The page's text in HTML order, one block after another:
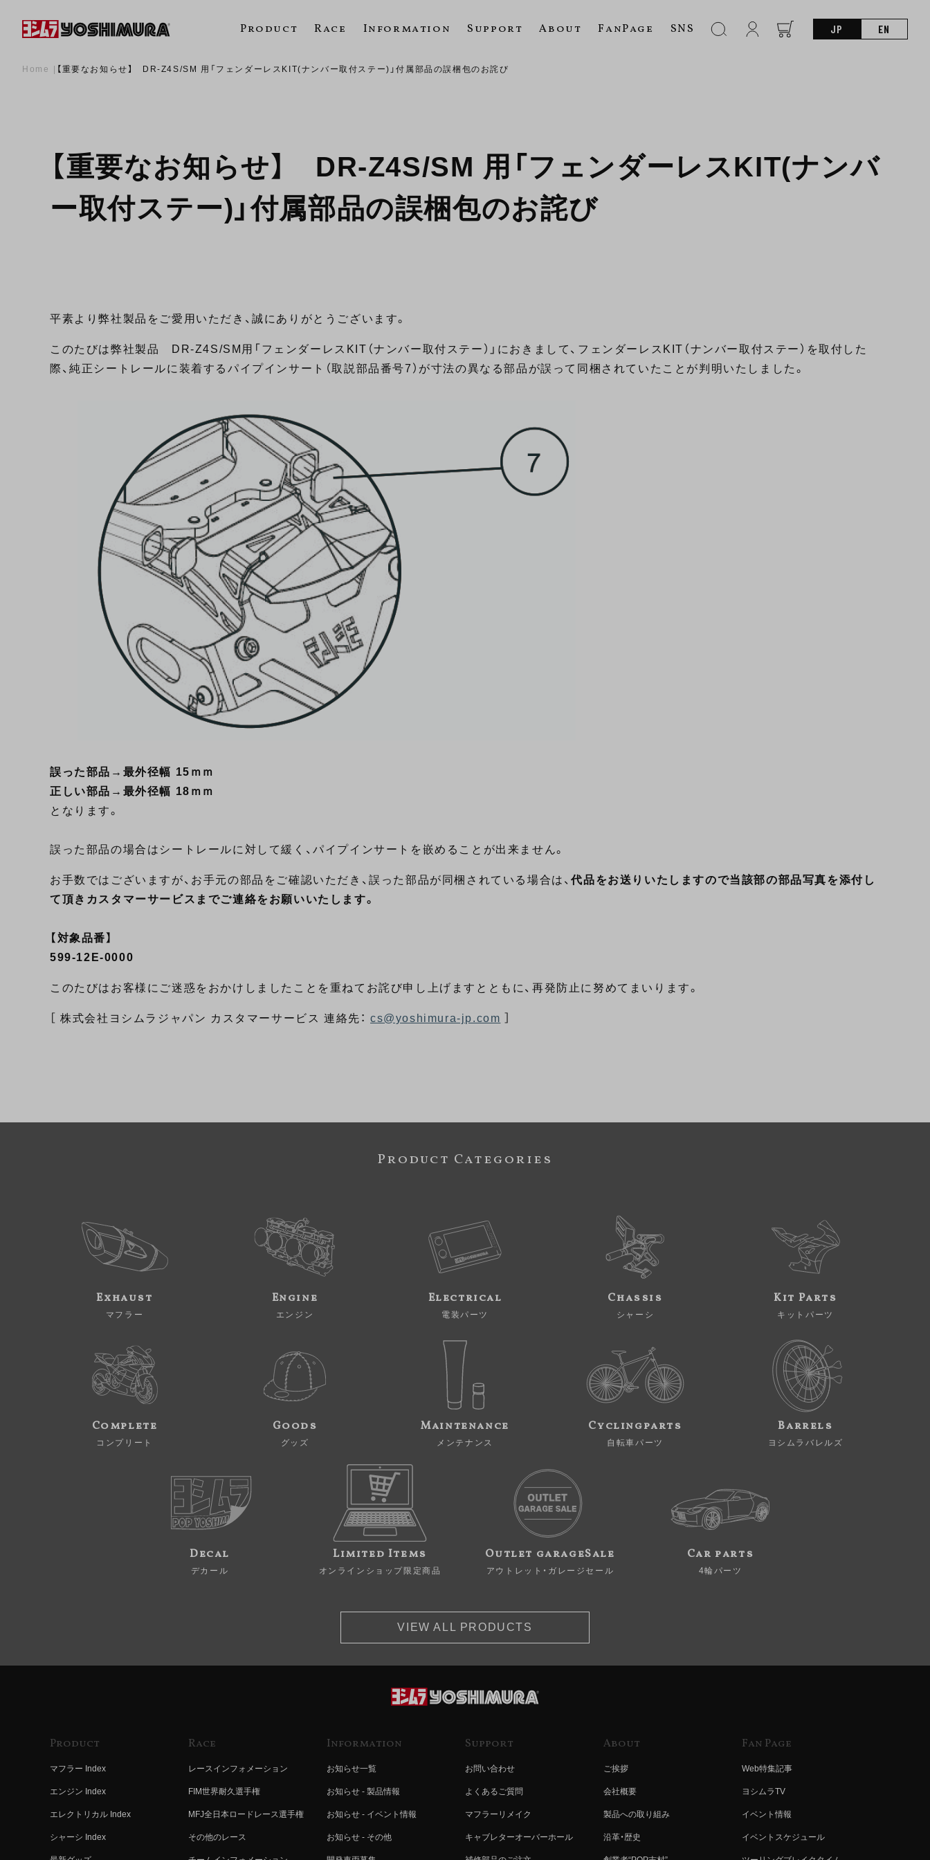
Product Race Information Support About FanPage SNS JP EN
Home 【重要なお知らせ】 DR-Z4S/SM 用「フェンダーレスKIT(ナンバー取付ステー)」付属部品の誤梱包のお詫び
【重要なお知らせ】 DR-Z4S/SM 用「フェンダーレスKIT(ナンバ
ー取付ステー)」付属部品の誤梱包のお詫び
平素より弊社製品をご愛用いただき、誠にありがとうございます。
このたびは弊社製品 DR-Z4S/SM用「フェンダーレスKIT（ナンバー取付ステー）」におきまして、フェンダーレスKIT（ナンバー取付ステー）を取付した
際、純正シートレールに装着するパイプインサート（取説部品番号7）が寸法の異なる部品が誤って同梱されていたことが判明いたしました。
誤った部品→最外径幅 15ｍｍ
正しい部品→最外径幅 18ｍｍ
となります。
誤った部品の場合はシートレールに対して緩く、パイプインサートを嵌めることが出来ません。
お手数ではございますが、お手元の部品をご確認いただき、誤った部品が同梱されている場合は、代品をお送りいたしますので当該部の部品写真を添付し
て頂きカスタマーサービスまでご連絡をお願いいたします。
【対象品番】
599-12E-0000
このたびはお客様にご迷惑をおかけしましたことを重ねてお詫び申し上げますとともに、再発防止に努めてまいります。
［ 株式会社ヨシムラジャパン カスタマーサービス 連絡先：cs@yoshimura-jp.com
Product Categories
Exhaust
マフラー
Engine
エンジン
Electrical
電装パーツ
Chassis
シャーシ
Kit Parts
キットパーツ
Complete
コンプリート
Goods
グッズ
Maintenance
メンテナンス
Cyclingparts
自転車パーツ
Barrels
ヨシムラバレルズ
Decal
デカール
Limited Items
オンラインショップ限定商品
Outlet garageSale
アウトレット・ガレージセール
Car parts
4輪パーツ
VIEW ALL PRODUCTS
Product
マフラー Index
エンジン Index
エレクトリカル Index
シャーシ Index
Race
レースインフォメーション
FIM世界耐久選手権
MFJ全日本ロードレース選手権
その他のレース
Information
お知らせ一覧
お知らせ - 製品情報
お知らせ - イベント情報
お知らせ - その他
Support
お問い合わせ
よくあるご質問
マフラーリメイク
キャブレターオーバーホール
About
ご挨拶
会社概要
製品への取り組み
沿革・歴史
Fan Page
Web特集記事
ヨシムラTV
イベント情報
イベントスケジュール